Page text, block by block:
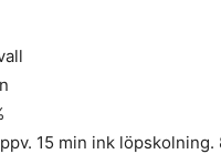
15 min ink löpskolning.